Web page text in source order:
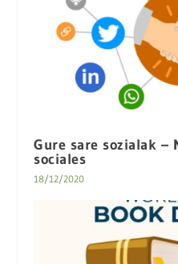
Gure sare sozialak –
sociales
18/12/2020